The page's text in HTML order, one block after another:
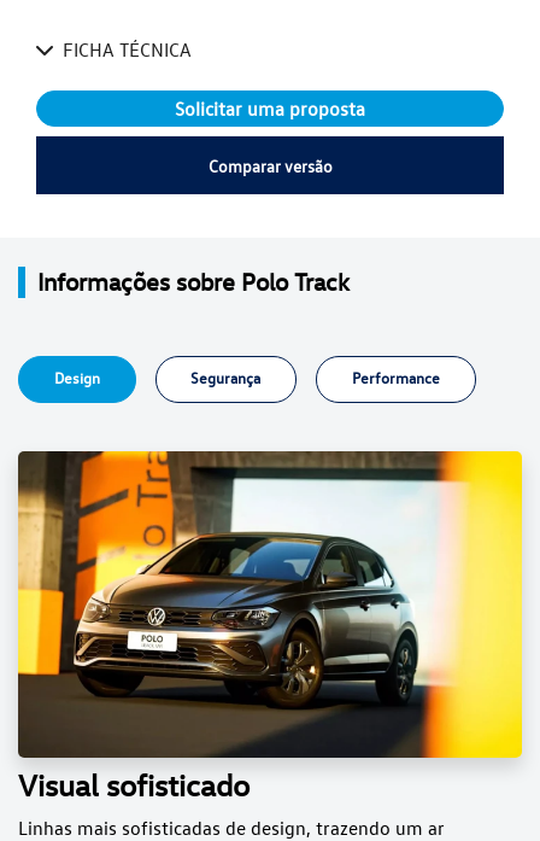
FICHA TÉCNICA
Solicitar uma proposta
Comparar versão
Informações sobre Polo Track
Design Segurança Performance
Visual sofisticado
Linhas mais sofisticadas de design, trazendo um ar